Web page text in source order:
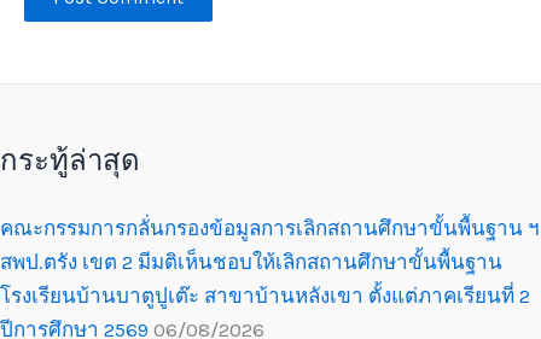
กระทู้ล่าสุด
คณะกรรมการกลั่นกรองข้อมูลการเลิกสถานศึกษาขั้นพื้นฐาน ฯ
สพป.ตรัง เขต 2 มีมติเห็นชอบให้เลิกสถานศึกษาขั้นพื้นฐาน
โรงเรียนบ้านบาตูปูเต๊ะ สาขาบ้านหลังเขา ตั้งแต่ภาคเรียนที่ 2
ปีการศึกษา 2569 06/08/2026